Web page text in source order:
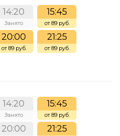
14:20
Занято
15:45
от 89 руб.
20:00
от 89 руб.
21:25
от 89 руб.
14:20
Занято
15:45
от 89 руб.
20:00 21:25